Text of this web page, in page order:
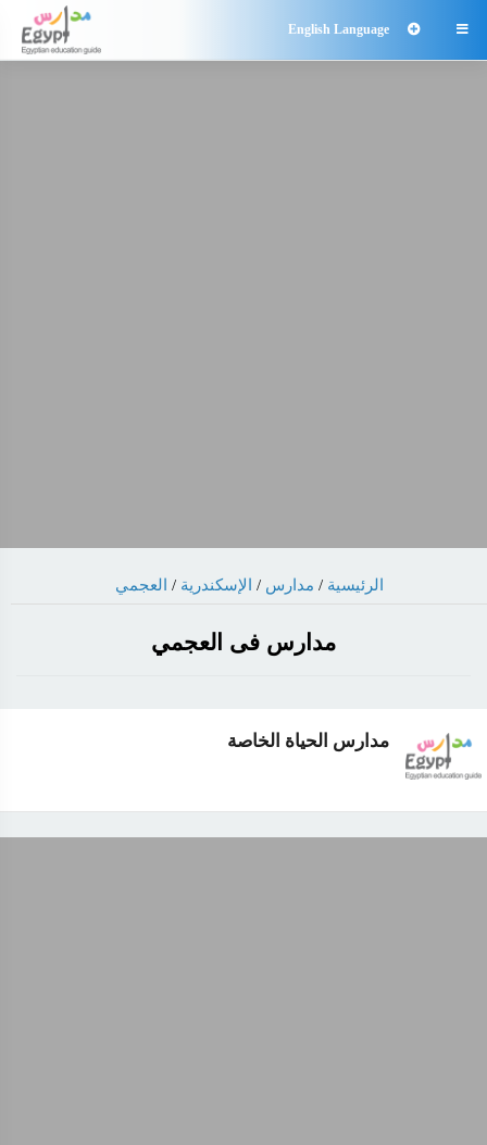

English Language
الرئيسية / مدارس / الإسكندرية / العجمي
مدارس فى العجمي
مدارس الحياة الخاصة